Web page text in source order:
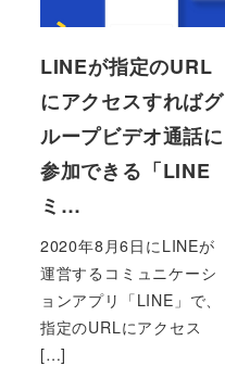
LINEが指定のURL
にアクセスすればグ
ループビデオ通話に
参加できる「LINE
ミ…
2020年8月6日にLINEが
運営するコミュニケーシ
ョンアプリ「LINE」で、
指定のURLにアクセス
[…]